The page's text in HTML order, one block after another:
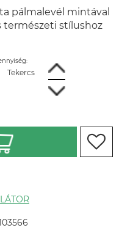
pálmalevél mintával
természeti stílushoz
Tekercs